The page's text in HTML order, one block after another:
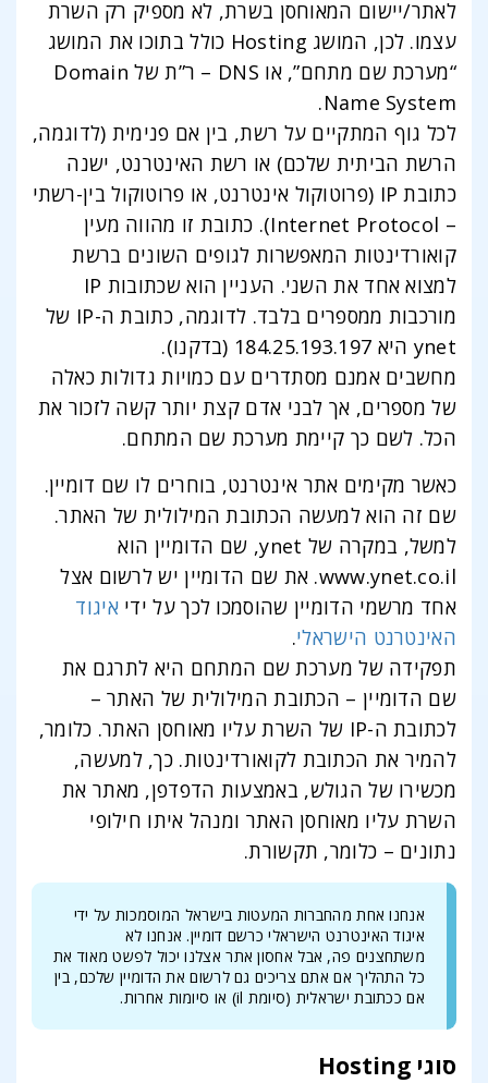
לאתר/יישום המאוחסן בשרת, לא מספיק רק השרת
עצמו. לכן, המושג Hosting כולל בתוכו את המושג
“מערכת שם מתחם”, או DNS – ר”ת של Domain
Name System.
לכל גוף המתקיים על רשת, בין אם פנימית (לדוגמה,
הרשת הביתית שלכם) או רשת האינטרנט, ישנה
כתובת IP (פרוטוקול אינטרנט, או פרוטוקול בין-רשתי
– Internet Protocol). כתובת זו מהווה מעין
קואורדינטות המאפשרות לגופים השונים ברשת
למצוא אחד את השני. העניין הוא שכתובות IP
מורכבות ממספרים בלבד. לדוגמה, כתובת ה-IP של
ynet היא 184.25.193.197 (בדקנו).
מחשבים אמנם מסתדרים עם כמויות גדולות כאלה
של מספרים, אך לבני אדם קצת יותר קשה לזכור את
הכל. לשם כך קיימת מערכת שם המתחם.
כאשר מקימים אתר אינטרנט, בוחרים לו שם דומיין.
שם זה הוא למעשה הכתובת המילולית של האתר.
למשל, במקרה של ynet, שם הדומיין הוא
www.ynet.co.il. את שם הדומיין יש לרשום אצל
אחד מרשמי הדומיין שהוסמכו לכך על ידיאיגוד
האינטרנט הישראלי.
תפקידה של מערכת שם המתחם היא לתרגם את
שם הדומיין – הכתובת המילולית של האתר –
לכתובת ה-IP של השרת עליו מאוחסן האתר. כלומר,
להמיר את הכתובת לקואורדינטות. כך, למעשה,
מכשירו של הגולש, באמצעות הדפדפן, מאתר את
השרת עליו מאוחסן האתר ומנהל איתו חילופי
נתונים – כלומר, תקשורת.
אנחנו אחת מהחברות המעטות בישראל המוסמכות על ידי
איגוד האינטרנט הישראלי כרשם דומיין. אנחנו לא
משתחצנים פה, אבל אחסון אתר אצלנו יכול לפשט מאוד את
כל התהליך אם אתם צריכים גם לרשום את הדומיין שלכם, בין
אם ככתובת ישראלית (סיומת il) או סיומות אחרות.
סוגי Hosting